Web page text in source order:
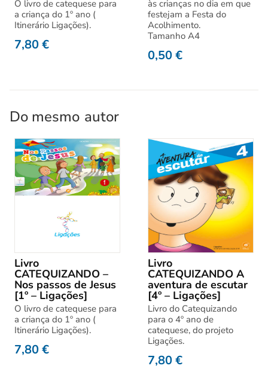
O livro de catequese para
a criança do 1º ano (
Itinerário Ligações).
7,80€
às crianças no dia em que
festejam a Festa do
Acolhimento.
Tamanho A4
0,50€
Do mesmo autor
Livro
CATEQUIZANDO –
Nos passos de Jesus
[1º – Ligações]
O livro de catequese para
a criança do 1º ano (
Itinerário Ligações).
7,80€
Livro
CATEQUIZANDO A
aventura de escutar
[4º – Ligações]
Livro do Catequizando
para o 4º ano de
catequese, do projeto
Ligações.
7,80€